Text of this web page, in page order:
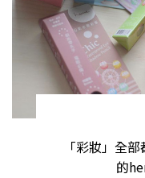
「彩妝」全
的